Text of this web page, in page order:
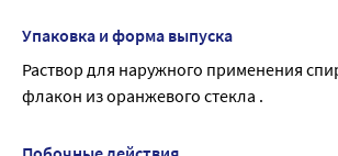
в глаза, следует обильно промыть их
использования препарата
Влияние на способность управлять
средствами, механизмами
Упаковка и форма выпуска
Раствор для наружного применения
флакон из оранжевого стекла .